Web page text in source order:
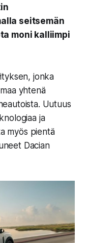
seitsemän
moni kalliimpi
jonka
yhtenä
Uutuus
ja
myös pientä
Dacian